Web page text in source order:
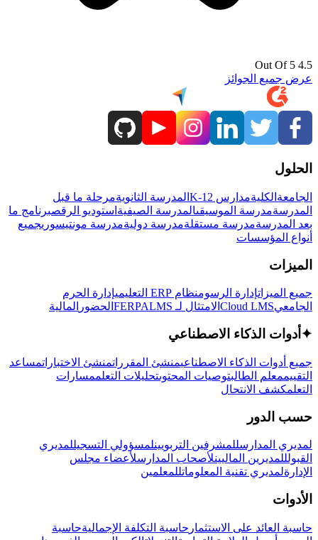
4.5 Out Of 5
عرض جميع الجوائز
الحلول
الجامعة الكليةمدارس K-12 المدرسة الثانويةمرحلة ما قبل
المدرسةمدرسة الموسيقىالمدرسة الصيفية استوديو الرقصبرنامج ما
بعد المدرسةمدرسة مستقلةمدرسة دوليةمدرسة مونتيسوريجميع
أنواع المؤسسات
الميزات
جميع الميزاتإدارة الرسومنظام ERP التعليمي
إدارة الحرم
الجامعيCloud LMS الامتثال لـ FERPA LMS الحضور المالية
✦ أدوات الذكاء الاصطناعي
جميع أدوات الذكاء الاصطناعيمنشئ المقرراتمنشئ الاختباراتمساعد
التقييممعلم الطالبتوصيات المحتوىتحليلات التعلممسارات
التعلمكشف الانتحال
حسب الدور
لمديري المدارسللمشرفين التربويينلمسؤولي التسجيللمديري
القبولللمديرين الماليينلأصحاب المدارسلأعضاء مجلس
الإدارةلمديري تقنية المعلوماتللمعلمين
الأدوات
حاسبة العائد على الاستثمار حاسبة التكلفة الإجماليةحاسبة